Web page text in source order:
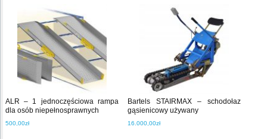
ALR – 1 jednoczęściowa rampa
dla osób niepełnosprawnych
500,00zł
Bartels STAIRMAX – schodołaz
gąsienicowy używany
16.000,00zł